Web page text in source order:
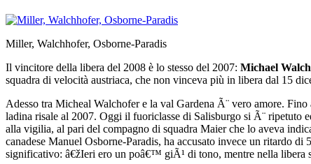
Miller, Walchhofer, Osborne-Paradis
Il vincitore della libera del 2008 è lo stesso del 2007: Michael
squadra di velocità austriaca, che non vinceva più in libera dal 15
Adesso tra Micheal Walchofer e la val Gardena Ã¨ vero amore.
ladina risale al 2007. Oggi il fuoriclasse di Salisburgo si Ã¨ ripetuto
alla vigilia, al pari del compagno di squadra Maier che lo aveva
canadese Manuel Osborne-Paradis, ha accusato invece un ritardo
significativo: â€žIeri ero un poâ€™ giÃ¹ di tono, mentre nella